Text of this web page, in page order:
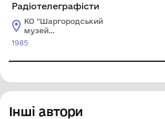
Радіотелеграфісти
КО "Шаргородський
музей
образотворчого
1985
Інші автори